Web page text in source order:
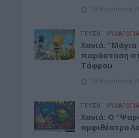
10 Αυγούστου
ΓΕΎΣΗ - ΨΥΧΑΓΩΓΊΑ
Χανιά:
παράσταση
Τάφρου
10 Αυγούστου
ΓΕΎΣΗ - ΨΥΧΑΓΩΓΊΑ
Xανιά: Ο
αμφιθέατρο